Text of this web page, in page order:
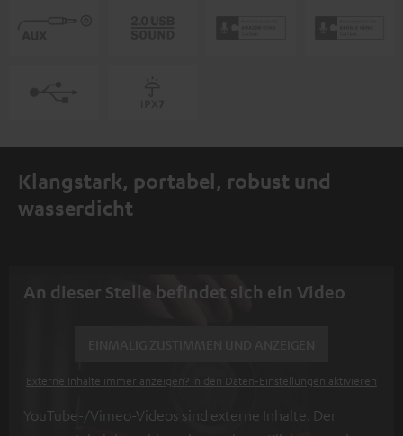
Klangstark, portabel, robust und
wasserdicht
An dieser Stelle befindet sich ein Video
Externe Inhalte immer anzeigen? In den Daten‑Einstellungen aktivieren
YouTube-/Vimeo-Videos sind externe Inhalte. Der